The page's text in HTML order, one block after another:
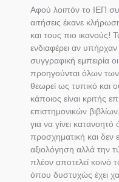
Αφού λοιπόν το ΙΕΠ
αιτήσεις έκανε
και τους πιο
ενδιαφέρει αν
συγγραφική εμπειρία
προηγούνται όλων
θεωρεί ως τυπικό και
κάποιος είναι κριτής
επιστημονικών
για να γίνει
προσχηματική και δεν
αξιολόγηση αλλά την
πλέον αποτελεί
όπου δυστυχώς έχει